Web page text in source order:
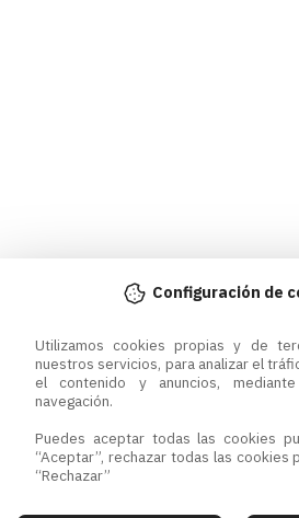
Configuración de
Utilizamos cookies propias y de
nuestros servicios, para analizar el
el contenido y anuncios,
navegación.
Puedes aceptar todas las cookies
“Aceptar”, rechazar todas las cookies
“Rechazar”